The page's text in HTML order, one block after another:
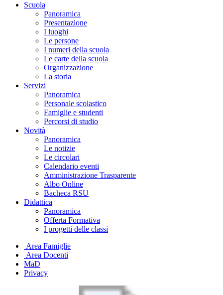
Scuola
Panoramica
Presentazione
I luoghi
Le persone
I numeri della scuola
Le carte della scuola
Organizzazione
La storia
Servizi
Panoramica
Personale scolastico
Famiglie e studenti
Percorsi di studio
Novità
Panoramica
Le notizie
Le circolari
Calendario eventi
Amministrazione Trasparente
Albo Online
Bacheca RSU
Didattica
Panoramica
Offerta Formativa
I progetti delle classi
Area Famiglie
Area Docenti
MaD
Privacy